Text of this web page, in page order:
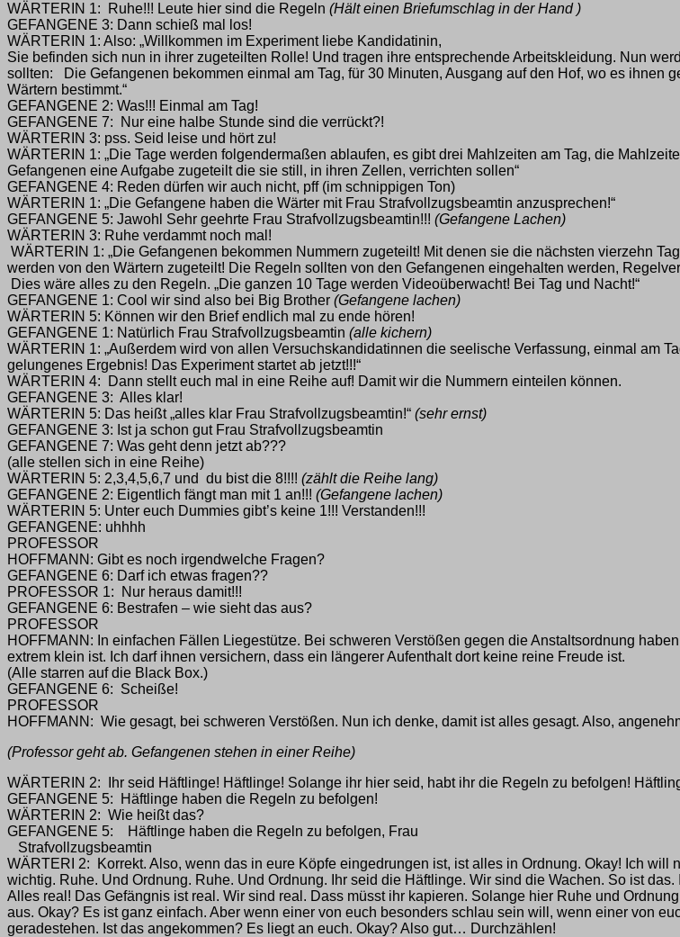
WÄRTERIN 1: Ruhe!!! Leute hier sind die Regeln (Hält einen Briefumschlag in der Hand )
GEFANGENE 3: Dann schieß mal los!
WÄRTERIN 1: Also: „Willkommen im Experiment liebe Kandidatinin,
Sie befinden sich nun in ihrer zugeteilten Rolle! Und tragen ihre entsprechende Arbeitskleidung. Nun
sollten: Die Gefangenen bekommen einmal am Tag, für 30 Minuten, Ausgang auf den Hof, wo es ihnen
Wärtern bestimmt.“
GEFANGENE 2: Was!!! Einmal am Tag!
GEFANGENE 7: Nur eine halbe Stunde sind die verrückt?!
WÄRTERIN 3: pss. Seid leise und hört zu!
WÄRTERIN 1: „Die Tage werden folgendermaßen ablaufen, es gibt drei Mahlzeiten am Tag, die
Gefangenen eine Aufgabe zugeteilt die sie still, in ihren Zellen, verrichten sollen“
GEFANGENE 4: Reden dürfen wir auch nicht, pff (im schnippigen Ton)
WÄRTERIN 1: „Die Gefangene haben die Wärter mit Frau Strafvollzugsbeamtin anzusprechen!“
GEFANGENE 5: Jawohl Sehr geehrte Frau Strafvollzugsbeamtin!!! (Gefangene Lachen)
WÄRTERIN 3: Ruhe verdammt noch mal!
WÄRTERIN 1: „Die Gefangenen bekommen Nummern zugeteilt! Mit denen sie die nächsten vierzehn
werden von den Wärtern zugeteilt! Die Regeln sollten von den Gefangenen eingehalten werden,
Dies wäre alles zu den Regeln. „Die ganzen 10 Tage werden Videoüberwacht! Bei Tag und Nacht!“
GEFANGENE 1: Cool wir sind also bei Big Brother (Gefangene lachen)
WÄRTERIN 5: Können wir den Brief endlich mal zu ende hören!
GEFANGENE 1: Natürlich Frau Strafvollzugsbeamtin (alle kichern)
WÄRTERIN 1: „Außerdem wird von allen Versuchskandidatinnen die seelische Verfassung, einmal am
gelungenes Ergebnis! Das Experiment startet ab jetzt!!!“
WÄRTERIN 4: Dann stellt euch mal in eine Reihe auf! Damit wir die Nummern einteilen können.
GEFANGENE 3: Alles klar!
WÄRTERIN 5: Das heißt „alles klar Frau Strafvollzugsbeamtin!“ (sehr ernst)
GEFANGENE 3: Ist ja schon gut Frau Strafvollzugsbeamtin
GEFANGENE 7: Was geht denn jetzt ab???
(alle stellen sich in eine Reihe)
WÄRTERIN 5: 2,3,4,5,6,7 und du bist die 8!!!! (zählt die Reihe lang)
GEFANGENE 2: Eigentlich fängt man mit 1 an!!! (Gefangene lachen)
WÄRTERIN 5: Unter euch Dummies gibt’s keine 1!!! Verstanden!!!
GEFANGENE: uhhhh
PROFESSOR
HOFFMANN: Gibt es noch irgendwelche Fragen?
GEFANGENE 6: Darf ich etwas fragen??
PROFESSOR 1: Nur heraus damit!!!
GEFANGENE 6: Bestrafen – wie sieht das aus?
PROFESSOR
HOFFMANN: In einfachen Fällen Liegestütze. Bei schweren Verstößen gegen die Anstaltsordnung
extrem klein ist. Ich darf ihnen versichern, dass ein längerer Aufenthalt dort keine reine Freude ist.
(Alle starren auf die Black Box.)
GEFANGENE 6: Scheiße!
PROFESSOR
HOFFMANN: Wie gesagt, bei schweren Verstößen. Nun ich denke, damit ist alles gesagt. Also,
(Professor geht ab. Gefangenen stehen in einer Reihe)
WÄRTERIN 2: Ihr seid Häftlinge! Häftlinge! Solange ihr hier seid, habt ihr die Regeln zu befolgen!
GEFANGENE 5: Häftlinge haben die Regeln zu befolgen!
WÄRTERIN 2: Wie heißt das?
GEFANGENE 5: Häftlinge haben die Regeln zu befolgen, Frau
Strafvollzugsbeamtin
WÄRTERI 2: Korrekt. Also, wenn das in eure Köpfe eingedrungen ist, ist alles in Ordnung. Okay! Ich
wichtig. Ruhe. Und Ordnung. Ruhe. Und Ordnung. Ihr seid die Häftlinge. Wir sind die Wachen. So ist
Alles real! Das Gefängnis ist real. Wir sind real. Dass müsst ihr kapieren. Solange hier Ruhe und
aus. Okay? Es ist ganz einfach. Aber wenn einer von euch besonders schlau sein will, wenn einer von
geradestehen. Ist das angekommen? Es liegt an euch. Okay? Also gut… Durchzählen!